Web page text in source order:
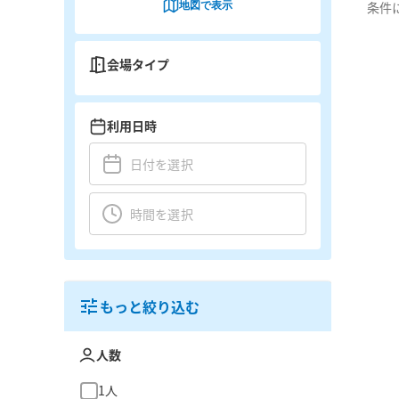
条件
地図で表示
会場タイプ
利用日時
もっと絞り込む
人数
1人